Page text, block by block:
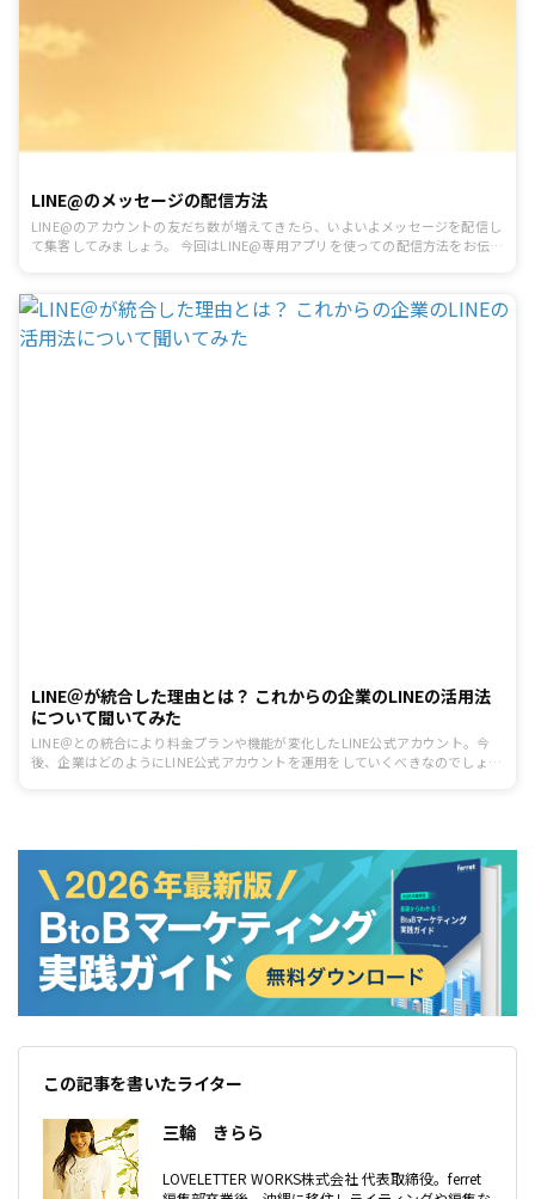
LINE@のメッセージの配信方法
LINE@のアカウントの友だち数が増えてきたら、いよいよメッセージを配信し
て集客してみましょう。 今回はLINE@専用アプリを使っての配信方法をお伝え
LINE＠が統合した理由とは？ これからの企業のLINEの活用法
について聞いてみた
LINE＠との統合により料金プランや機能が変化したLINE公式アカウント。今
後、企業はどのようにLINE公式アカウントを運用をしていくべきなのでしょう
この記事を書いたライター
三輪 きらら
LOVELETTER WORKS株式会社 代表取締役。ferret